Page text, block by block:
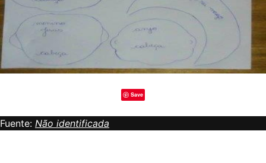
Save
Fuente: Não identificada